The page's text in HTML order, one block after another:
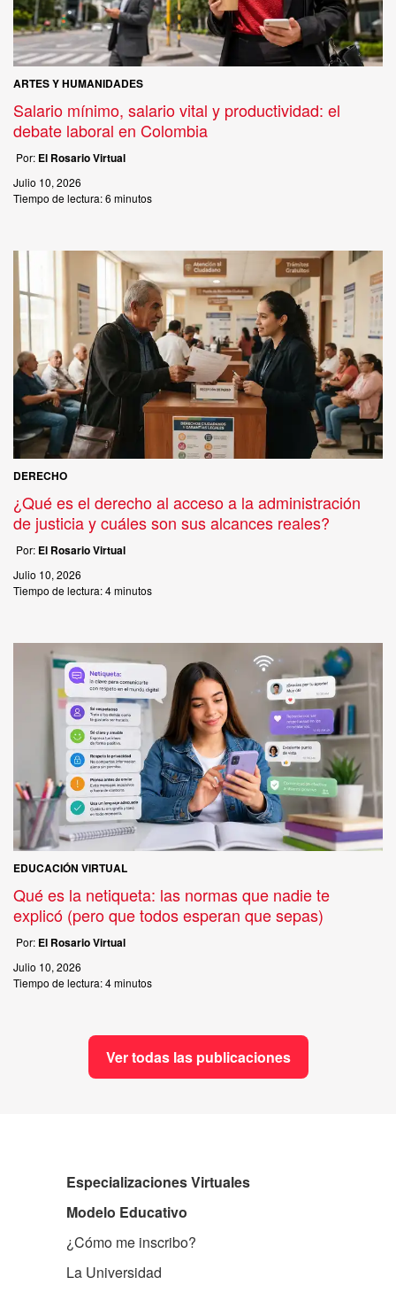
ARTES Y HUMANIDADES
Salario mínimo, salario vital y productividad: el
debate laboral en Colombia
Por: El Rosario Virtual
Julio 10, 2026
Tiempo de lectura:6 minutos
DERECHO
¿Qué es el derecho al acceso a la administración
de justicia y cuáles son sus alcances reales?
Por: El Rosario Virtual
Julio 10, 2026
Tiempo de lectura:4 minutos
EDUCACIÓN VIRTUAL
Qué es la netiqueta: las normas que nadie te
explicó (pero que todos esperan que sepas)
Por: El Rosario Virtual
Julio 10, 2026
Tiempo de lectura:4 minutos
Ver todas las publicaciones
Especializaciones Virtuales
Modelo Educativo
¿Cómo me inscribo?
La Universidad